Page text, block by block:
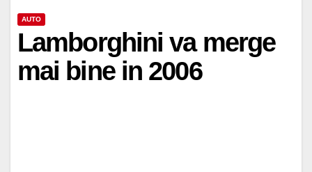
AUTO
Lamborghini va merge
mai bine in 2006